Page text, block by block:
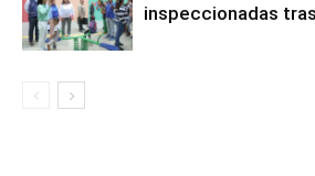
inspeccionadas